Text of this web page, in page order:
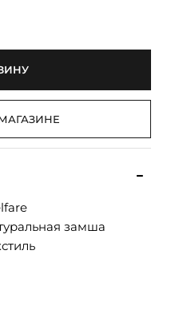
замша